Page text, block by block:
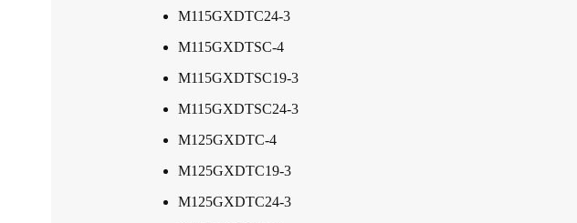
M115GXDTC24-3
M115GXDTSC-4
M115GXDTSC19-3
M115GXDTSC24-3
M125GXDTC-4
M125GXDTC19-3
M125GXDTC24-3